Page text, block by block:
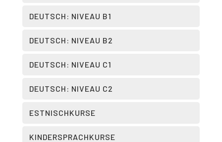
DEUTSCH: NIVEAU B1
DEUTSCH: NIVEAU B2
DEUTSCH: NIVEAU C1
DEUTSCH: NIVEAU C2
ESTNISCHKURSE
KINDERSPRACHKURSE